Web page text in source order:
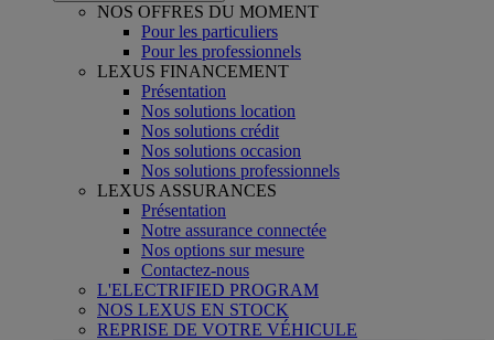
NOS OFFRES DU MOMENT
Pour les particuliers
Pour les professionnels
LEXUS FINANCEMENT
Présentation
Nos solutions location
Nos solutions crédit
Nos solutions occasion
Nos solutions professionnels
LEXUS ASSURANCES
Présentation
Notre assurance connectée
Nos options sur mesure
Contactez-nous
L'ELECTRIFIED PROGRAM
NOS LEXUS EN STOCK
REPRISE DE VOTRE VÉHICULE